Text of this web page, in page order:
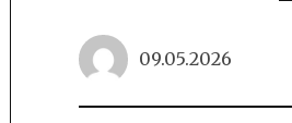
09.05.2026